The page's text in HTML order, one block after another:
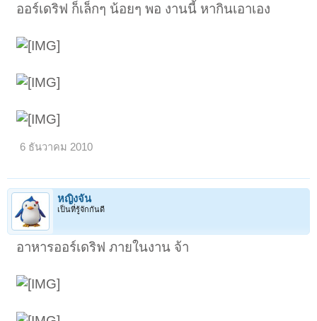
ออร์เดริฟ ก็เล็กๆ น้อยๆ พอ งานนี้ หากินเอาเอง
6 ธันวาคม 2010
หญิงจัน
เป็นที่รู้จักกันดี
อาหารออร์เดริฟ ภายในงาน จ้า